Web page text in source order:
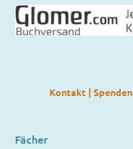
Kontakt | Spenden
Fächer